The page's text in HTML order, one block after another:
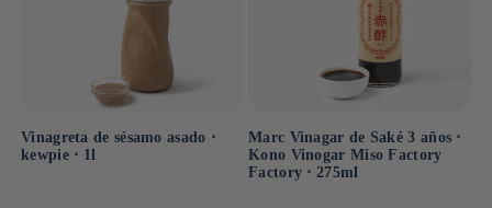
Vinagreta de sésamo asado ⋅
kewpie ⋅ 1l
Marc Vinagar de Saké 3 años ⋅
Kono Vinogar Miso Factory
Factory ⋅ 275ml